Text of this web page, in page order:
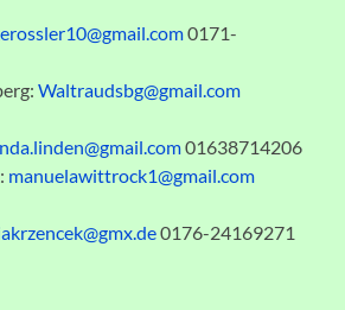
0171-
Waltraudsbg@gmail.com
01638714206
manuelawittrock1@gmail.com
0176-24169271